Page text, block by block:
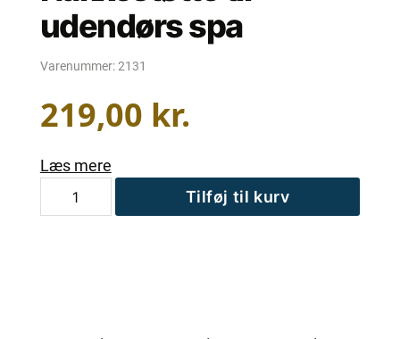
udendørs spa
Varenummer: 2131
219,00 kr.
Læs mere
Tilføj til kurv